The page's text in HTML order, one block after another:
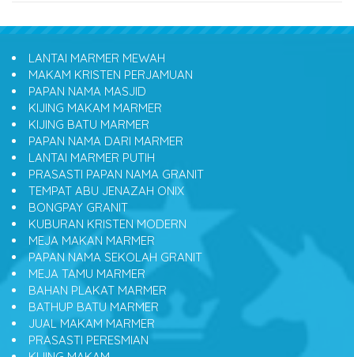
LANTAI MARMER MEWAH
MAKAM KRISTEN PERJAMUAN
PAPAN NAMA MASJID
KIJING MAKAM MARMER
KIJING BATU MARMER
PAPAN NAMA DARI MARMER
LANTAI MARMER PUTIH
PRASASTI PAPAN NAMA GRANIT
TEMPAT ABU JENAZAH ONIX
BONGPAY GRANIT
KUBURAN KRISTEN MODERN
MEJA MAKAN MARMER
PAPAN NAMA SEKOLAH GRANIT
MEJA TAMU MARMER
BAHAN PLAKAT MARMER
BATHUP BATU MARMER
JUAL MAKAM MARMER
PRASASTI PERESMIAN